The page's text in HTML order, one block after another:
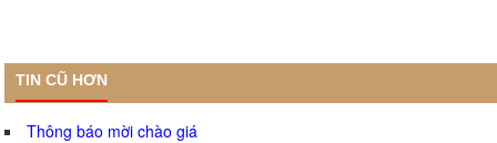
TIN CŨ HƠN
Thông báo mời chào giá